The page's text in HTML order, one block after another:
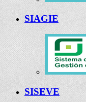
SIAGIE
SISEVE